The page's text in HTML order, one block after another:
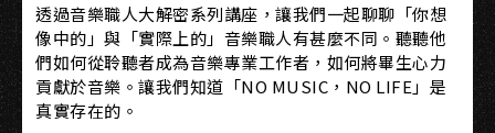
透過音樂職人大解密系列講座，讓我們一起聊聊「你想
像中的」與「實際上的」音樂職人有甚麼不同。聽聽他
們如何從聆聽者成為音樂專業工作者，如何將畢生心力
貢獻於音樂。讓我們知道「NO MUSIC，NO LIFE」是
真實存在的。